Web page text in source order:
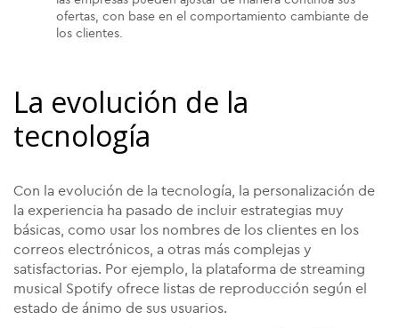
ofertas, con base en el comportamiento cambiante de
los clientes.
La evolución de la
tecnología
Con la evolución de la tecnología, la personalización de
la experiencia ha pasado de incluir estrategias muy
básicas, como usar los nombres de los clientes en los
correos electrónicos, a otras más complejas y
satisfactorias. Por ejemplo, la plataforma de streaming
musical Spotify ofrece listas de reproducción según el
estado de ánimo de sus usuarios.